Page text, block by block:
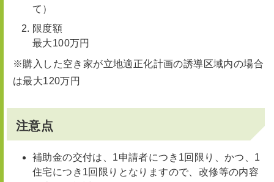
て）
限度額
最大100万円
※購入した空き家が立地適正化計画の誘導区域内の場合
は最大120万円
注意点
補助金の交付は、1申請者につき1回限り、かつ、1
住宅につき1回限りとなりますので、改修等の内容